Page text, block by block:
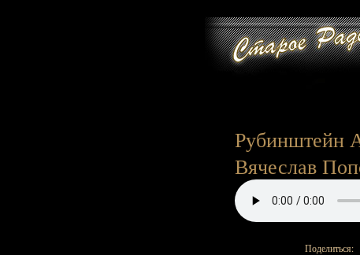
Рубинштейн
Вячеслав
Поделиться: